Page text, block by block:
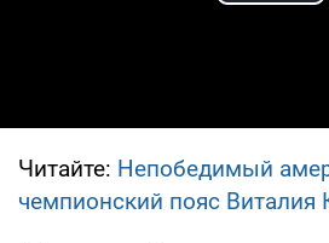
Читайте: Непобедимый
чемпионский пояс Виталия